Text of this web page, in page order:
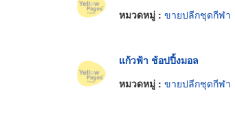
หมวดหมู่ : ขายปลีกชุดกีฬา
แก้วฟ้า ช้อปปิ้งมอล
หมวดหมู่ : ขายปลีกชุดกีฬา